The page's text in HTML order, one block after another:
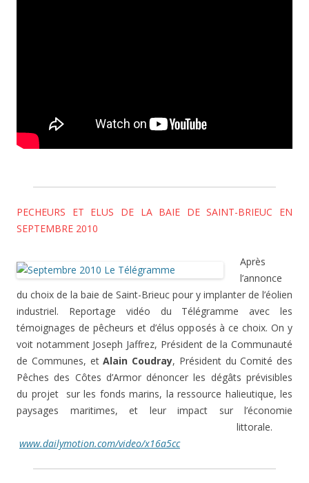
PECHEURS ET ELUS DE LA BAIE DE SAINT-BRIEUC EN
SEPTEMBRE 2010
Après
l’annonce
du choix de la baie de Saint-Brieuc pour y implanter de l’éolien
industriel. Reportage vidéo du Télégramme avec les
témoignages de pêcheurs et d’élus opposés à ce choix. On y
voit notamment Joseph Jaffrez, Président de la Communauté
de Communes, etAlain Coudray, Président du Comité des
Pêches des Côtes d’Armor dénoncer les dégâts prévisibles
du projet sur les fonds marins, la ressource halieutique, les
paysages maritimes, et leur impact sur l’économie
littorale.
www.dailymotion.com/video/x16a5cc